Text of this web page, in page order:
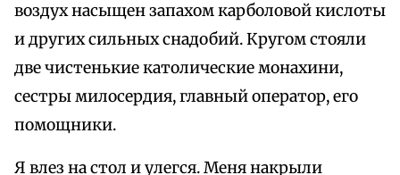
воздух насыщен запахом карболовой кислоты
и других сильных снадобий. Кругом стояли
две чистенькие католические монахини,
сестры милосердия, главный оператор, его
помощники.
Я влез на стол и улегся. Меня накрыли